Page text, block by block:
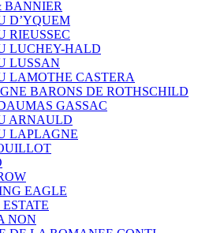
BANNIER
D’YQUEM
RIEUSSEC
LUCHEY-HALD
LUSSAN
LAMOTHE CASTERA
BARONS DE ROTHSCHILD
GASSAC
ARNAULD
LAPLAGNE
EAGLE
NON